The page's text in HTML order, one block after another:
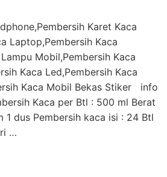
Karet Kaca
Laptop,Pembersih Kaca
Mobil,Pembersih Kaca
Kaca Led,Pembersih Kaca
Kaca Mobil Bekas Stiker info
Kaca per Btl : 500 ml Berat
1 dus Pembersih kaca isi : 24 Btl
…